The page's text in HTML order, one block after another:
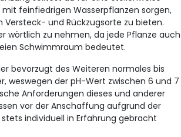
feinfiedrigen Wasserpflanzen sorgen,
Versteck- und Rückzugsorte zu bieten.
wörtlich zu nehmen, da jede Pflanze auch
Schwimmraum bedeutet.
bevorzugt des Weiteren normales bis
weswegen der pH-Wert zwischen 6 und 7
Anforderungen dieses und anderer
vor der Anschaffung aufgrund der
individuell in Erfahrung gebracht